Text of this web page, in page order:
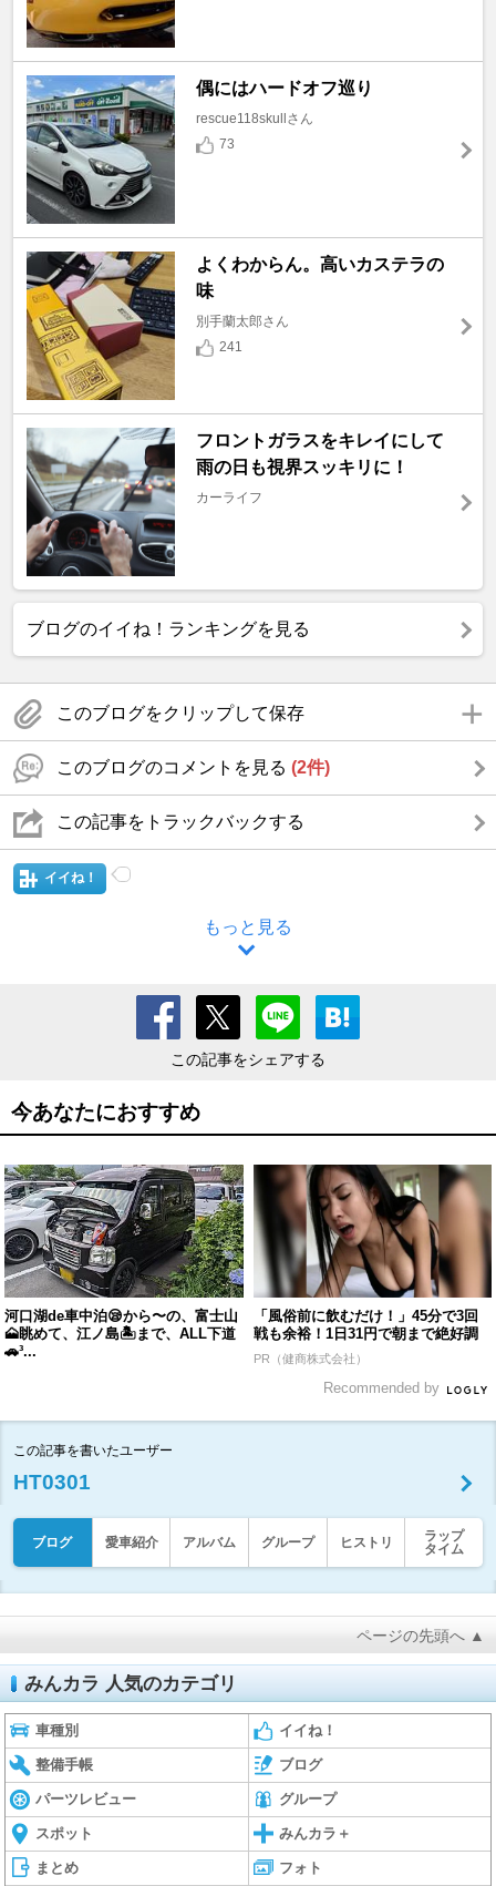
偶にはハードオフ巡り
rescue118skullさん
73
よくわからん。高いカステラの
味
別手蘭太郎さん
241
フロントガラスをキレイにして
雨の日も視界スッキリに！
カーライフ
ブログのイイね！ランキングを見る
このブログをクリップして保存
このブログのコメントを見る (2件)
この記事をトラックバックする
イイね！
もっと見る
この記事をシェアする
今あなたにおすすめ
河口湖de車中泊😪から〜の、富士山
🗻眺めて、江ノ島🏝まで、ALL下道
🚗³...
「風俗前に飲むだけ！」45分で3回
戦も余裕！1日31円で朝まで絶好調
PR（健商株式会社）
Recommended by
この記事を書いたユーザー
HT0301
ブログ 愛車紹介 アルバム グループ ヒストリ
ラップ
タイム
ページの先頭へ ▲
みんカラ 人気のカテゴリ
車種別 イイね！
整備手帳 ブログ
パーツレビュー グループ
スポット みんカラ＋
まとめ フォト